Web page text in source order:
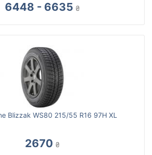
6448 - 6635 ₴
Blizzak WS80 215/55 R16 97H XL
2670 ₴